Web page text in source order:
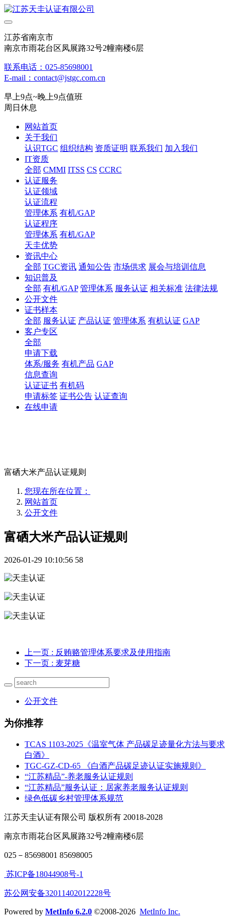
江苏省南京市
南京市雨花台区凤展路32号2幢南楼6层
联系电话：025-85698001
E-mail：contact@jstgc.com.cn
早上9点~晚上9点值班
周日休息
网站首页
关于我们
认识TGC 组织结构 资质证明 联系我们 加入我们
IT资质
全部 CMMI ITSS CS CCRC
认证服务
认证领域
认证流程
管理体系 有机/GAP
认证程序
管理体系 有机/GAP
天圭优势
资讯中心
全部 TGC资讯 通知公告 市场供求 展会与培训信息
知识普及
全部 有机/GAP 管理体系 服务认证 相关标准 法律法规
公开文件
证书样本
全部 服务认证 产品认证 管理体系 有机认证 GAP
客户专区
全部
申请下载
体系/服务 有机产品 GAP
信息查询
认证证书 有机码
申请标签 证书公告 认证查询
在线申请
富硒大米产品认证规则
您现在所在位置：
网站首页
公开文件
富硒大米产品认证规则
2026-01-29 10:10:56 58
上一页 : 反贿赂管理体系要求及使用指南
下一页 : 麦芽糖
公开文件
为你推荐
TCAS 1103-2025《温室气体 产品碳足迹量化方法与要求
白酒》
TGC-GZ-CD-65 《白酒产品碳足迹认证实施规则》
“江苏精品”-养老服务认证规则
“江苏精品”服务认证：居家养老服务认证规则
绿色低碳乡村管理体系规范
江苏天圭认证有限公司 版权所有 20018-2028
南京市雨花台区凤展路32号2幢南楼6层
025－85698001 85698005
苏ICP备18044908号-1
苏公网安备32011402012228号
Powered by MetInfo 6.2.0 ©2008-2026 MetInfo Inc.